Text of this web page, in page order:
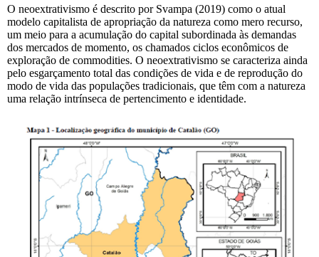
O neoextrativismo é descrito por Svampa (2019) como o atual
modelo capitalista de apropriação da natureza como mero recurso,
um meio para a acumulação do capital subordinada às demandas
dos mercados de momento, os chamados ciclos econômicos de
exploração de commodities. O neoextrativismo se caracteriza ainda
pelo esgarçamento total das condições de vida e de reprodução do
modo de vida das populações tradicionais, que têm com a natureza
uma relação intrínseca de pertencimento e identidade.